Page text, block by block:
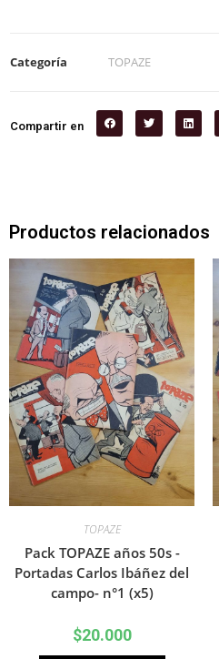
Categoría TOPAZE
Compartir en
Productos relacionados
TOPAZE
Pack TOPAZE años 50s -
Portadas Carlos Ibáñez del
campo- n°1 (x5)
$20.000